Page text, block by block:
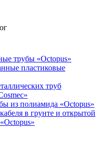
трубы «Octopus»
пластиковые
труб
из полиамида «Octopus»
в грунте и открытой